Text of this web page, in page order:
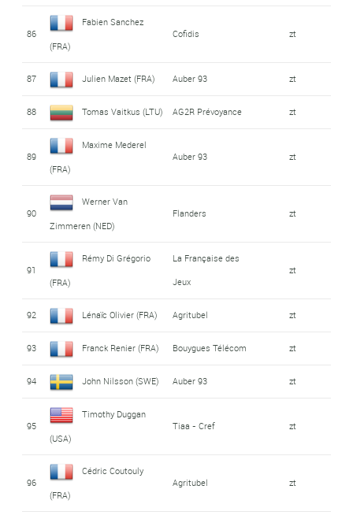
86
Fabien Sanchez
(FRA)
Cofidis zt
87 Julien Mazet (FRA) Auber 93 zt
88 Tomas Vaitkus (LTU) AG2R Prévoyance zt
89
Maxime Mederel
(FRA)
Auber 93 zt
90
Werner Van
Zimmeren (NED)
Flanders zt
91
Rémy Di Grégorio
(FRA)
La Française des
Jeux
zt
92 Lénaïc Olivier (FRA) Agritubel zt
93 Franck Renier (FRA) Bouygues Télécom zt
94 John Nilsson (SWE) Auber 93 zt
95
Timothy Duggan
(USA)
Tiaa - Cref zt
96
Cédric Coutouly
(FRA)
Agritubel zt